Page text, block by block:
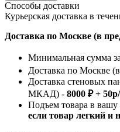
Способы доставки
Курьерская доставка в
Доставка по Москве (в
Минимальная сумма
Доставка по Москве
Доставка стеновых
МКАД) - 8000 ₽ +
Подъем товара в
если товар легкий и